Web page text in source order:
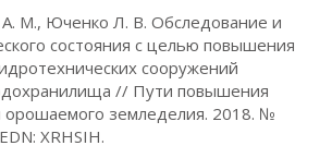
А. М., Юченко Л. В. Обследование и
состояния с целью повышения
сооружений
// Пути повышения
орошаемого земледелия. 2018. №
XRHSIH.